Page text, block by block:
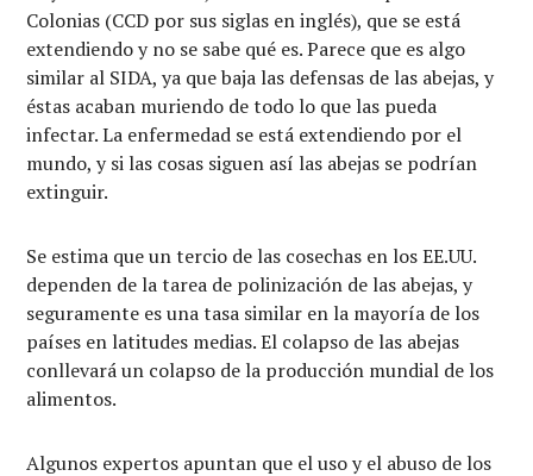
Colonias (CCD por sus siglas en inglés), que se está
extendiendo y no se sabe qué es. Parece que es algo
similar al SIDA, ya que baja las defensas de las abejas, y
éstas acaban muriendo de todo lo que las pueda
infectar. La enfermedad se está extendiendo por el
mundo, y si las cosas siguen así las abejas se podrían
extinguir.
Se estima que un tercio de las cosechas en los EE.UU.
dependen de la tarea de polinización de las abejas, y
seguramente es una tasa similar en la mayoría de los
países en latitudes medias. El colapso de las abejas
conllevará un colapso de la producción mundial de los
alimentos.
Algunos expertos apuntan que el uso y el abuso de los